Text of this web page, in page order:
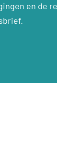
en de